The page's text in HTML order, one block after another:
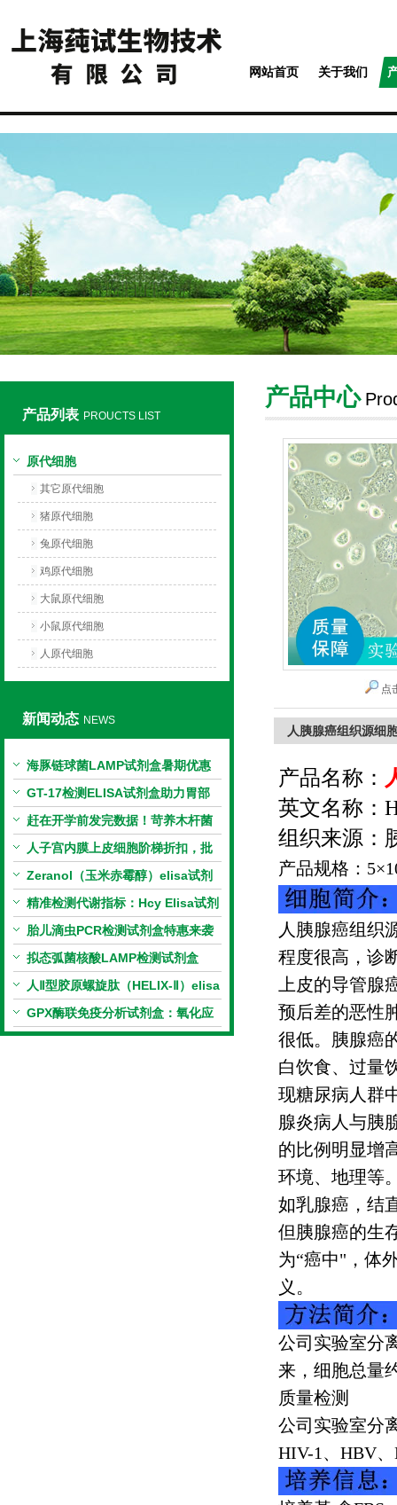
网站首页 关于我们
产品列表 PROUCTS LIST
原代细胞
其它原代细胞
猪原代细胞
兔原代细胞
鸡原代细胞
大鼠原代细胞
小鼠原代细胞
人原代细胞
新闻动态 NEWS
海豚链球菌LAMP试剂盒暑期优惠
GT-17检测ELISA试剂盒助力胃部
相关指标样本定量研究
赶在开学前发完数据！苛养木杆菌
PCR检测试剂盒暑假优惠开启
人子宫内膜上皮细胞阶梯折扣，批
量更划算
Zeranol（玉米赤霉醇）elisa试剂
盒特惠
精准检测代谢指标：Hcy Elisa试剂
盒的科研应用与技术特点
胎儿滴虫PCR检测试剂盒特惠来袭
拟态弧菌核酸LAMP检测试剂盒
（恒温荧光法）新品上市优惠活动
人Ⅱ型胶原螺旋肽（HELIX-Ⅱ）elisa
试剂盒科研优惠活动开启
GPX酶联免疫分析试剂盒：氧化应
激研究精准检测工具
产品中心
点
人胰腺癌组织源细
产品名称：
英文名称：
组织来源：
产品规格： 5×
人胰腺癌组织
程度很高，诊
上皮的导管腺
预后差的恶性
很低。胰腺癌
白饮食、过量
现糖尿病人群
腺炎病人与胰
的比例明显增
环境、地理等
如乳腺癌，结
但胰腺癌的生
为“癌中"，体
义。
公司实验室分
来，细胞总量
质量检测
公司实验室分
HIV-1 、 HBV、